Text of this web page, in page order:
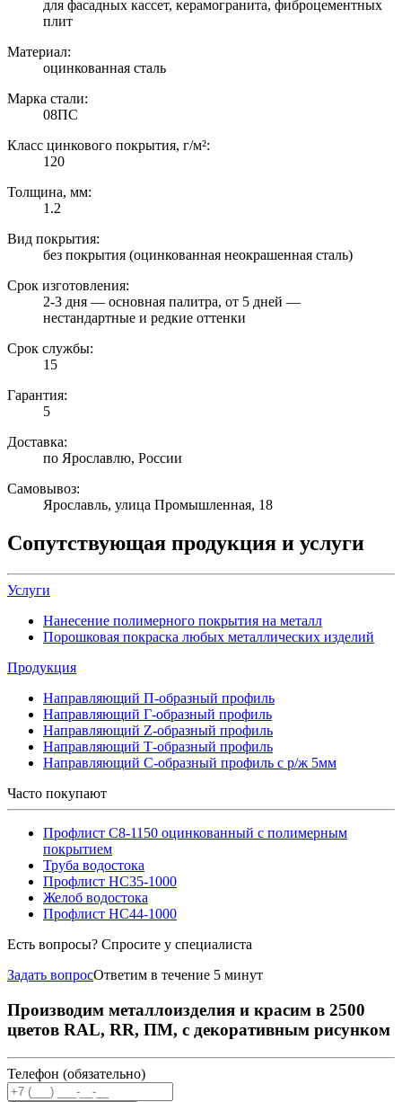
для фасадных кассет, керамогранита, фиброцементных
плит
Материал:
оцинкованная сталь
Марка стали:
08ПС
Класс цинкового покрытия, г/м²:
120
Толщина, мм:
1.2
Вид покрытия:
без покрытия (оцинкованная неокрашенная сталь)
Срок изготовления:
2-3 дня — основная палитра, от 5 дней —
нестандартные и редкие оттенки
Срок службы:
15
Гарантия:
5
Доставка:
по Ярославлю, России
Самовывоз:
Ярославль, улица Промышленная, 18
Сопутствующая продукция и услуги
Услуги
Нанесение полимерного покрытия на металл
Порошковая покраска любых металлических изделий
Продукция
Направляющий П-образный профиль
Направляющий Г-образный профиль
Направляющий Z-образный профиль
Направляющий Т-образный профиль
Направляющий С-образный профиль с р/ж 5мм
Часто покупают
Профлист С8-1150 оцинкованный с полимерным
покрытием
Труба водостока
Профлист НС35-1000
Желоб водостока
Профлист НС44-1000
Есть вопросы? Спросите у специалиста
Задать вопросОтветим в течение 5 минут
Производим металлоизделия и красим в 2500
цветов RAL, RR, ПМ, с декоративным рисунком
Телефон (обязательно)